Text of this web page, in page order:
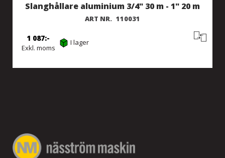
Slanghållare aluminium 3/4" 30 m - 1" 20 m
ART NR. 110031
Exkl. moms
1 087 I lager